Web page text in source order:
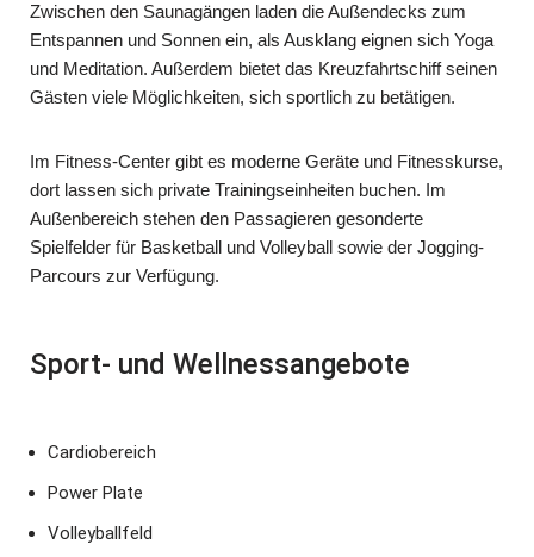
Zwischen den Saunagängen laden die Außendecks zum
Entspannen und Sonnen ein, als Ausklang eignen sich Yoga
und Meditation. Außerdem bietet das Kreuzfahrtschiff seinen
Gästen viele Möglichkeiten, sich sportlich zu betätigen.
Im Fitness-Center gibt es moderne Geräte und Fitnesskurse,
dort lassen sich private Trainingseinheiten buchen. Im
Außenbereich stehen den Passagieren gesonderte
Spielfelder für Basketball und Volleyball sowie der Jogging-
Parcours zur Verfügung.
Sport- und Wellnessangebote
Cardiobereich
Power Plate
Volleyballfeld